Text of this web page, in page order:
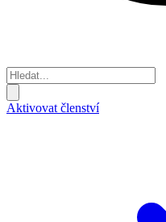
Aktivovat členství